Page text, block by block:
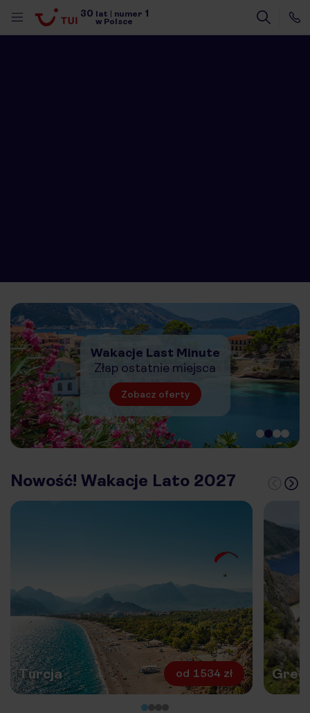
30 lat numer 1
w Polsce
Wakacje Last Minute
Złap ostatnie miejsca
Zobacz oferty
Nowość! Wakacje Lato 2027
Turcja od 1534 zł